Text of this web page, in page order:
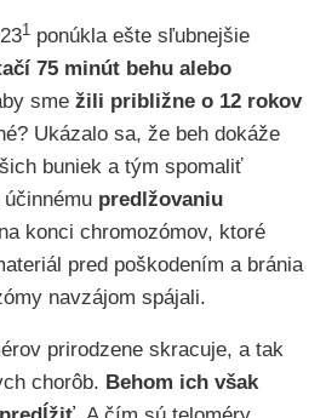
1 ponúkla ešte sľubnejšie
75 minút behu alebo
sme žili približne o 12 rokov
Ukázalo sa, že beh dokáže
buniek a tým spomaliť
predlžovaniu
konci chromozómov, ktoré
pred poškodením a bránia
navzájom spájali.
prirodzene skracuje, a tak
chorôb. Behom ich však